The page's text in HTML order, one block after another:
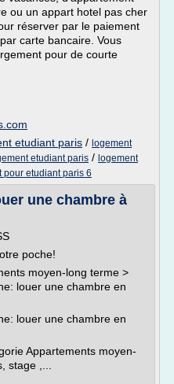
ou un appart hotel pas cher
réserver par le paiement
carte bancaire. Vous
pour de courte
etudiant paris / logement
etudiant paris / logement
pour etudiant paris 6
une chambre à
poche!
moyen-long terme >
louer une chambre en
louer une chambre en
Appartements moyen-
stage ,...